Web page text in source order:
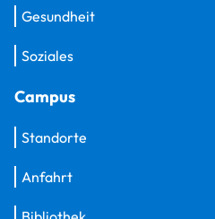
Gesundheit
Soziales
Campus
Standorte
Anfahrt